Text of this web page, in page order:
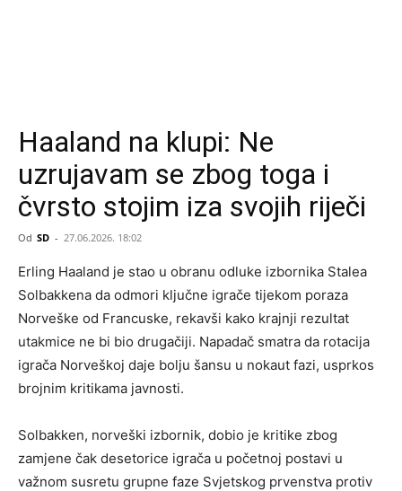
Haaland na klupi: Ne
uzrujavam se zbog toga i
čvrsto stojim iza svojih riječi
Od SD - 27.06.2026. 18:02
Erling Haaland je stao u obranu odluke izbornika Stalea
Solbakkena da odmori ključne igrače tijekom poraza
Norveške od Francuske, rekavši kako krajnji rezultat
utakmice ne bi bio drugačiji. Napadač smatra da rotacija
igrača Norveškoj daje bolju šansu u nokaut fazi, usprkos
brojnim kritikama javnosti.
Solbakken, norveški izbornik, dobio je kritike zbog
zamjene čak desetorice igrača u početnoj postavi u
važnom susretu grupne faze Svjetskog prvenstva protiv